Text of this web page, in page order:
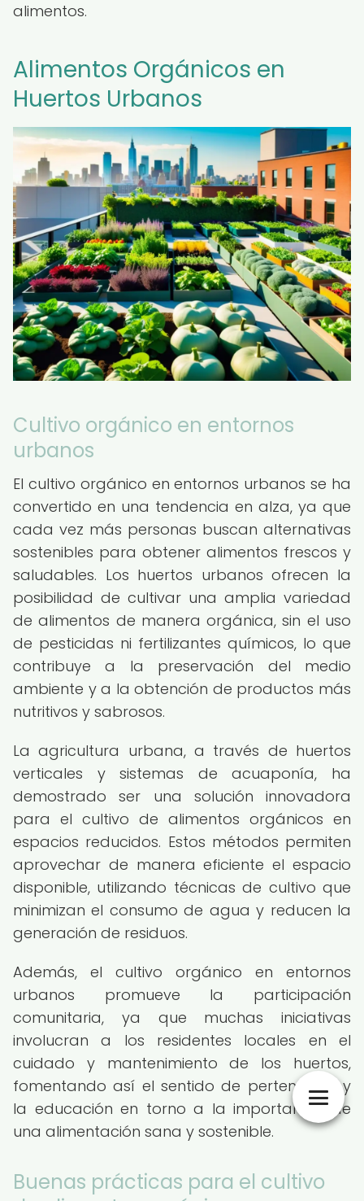
alimentos.
Alimentos Orgánicos en
Huertos Urbanos
Cultivo orgánico en entornos
urbanos
El cultivo orgánico en entornos urbanos se ha
convertido en una tendencia en alza, ya que
cada vez más personas buscan alternativas
sostenibles para obtener alimentos frescos y
saludables. Los huertos urbanos ofrecen la
posibilidad de cultivar una amplia variedad
de alimentos de manera orgánica, sin el uso
de pesticidas ni fertilizantes químicos, lo que
contribuye a la preservación del medio
ambiente y a la obtención de productos más
nutritivos y sabrosos.
La agricultura urbana, a través de huertos
verticales y sistemas de acuaponía, ha
demostrado ser una solución innovadora
para el cultivo de alimentos orgánicos en
espacios reducidos. Estos métodos permiten
aprovechar de manera eficiente el espacio
disponible, utilizando técnicas de cultivo que
minimizan el consumo de agua y reducen la
generación de residuos.
Además, el cultivo orgánico en entornos
urbanos promueve la participación
comunitaria, ya que muchas iniciativas
involucran a los residentes locales en el
cuidado y mantenimiento de los huertos,
fomentando así el sentido de pertenencia y
la educación en torno a la importancia de
una alimentación sana y sostenible.
Buenas prácticas para el cultivo